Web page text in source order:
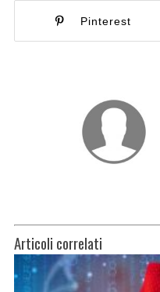
Pinterest
Articoli correlati